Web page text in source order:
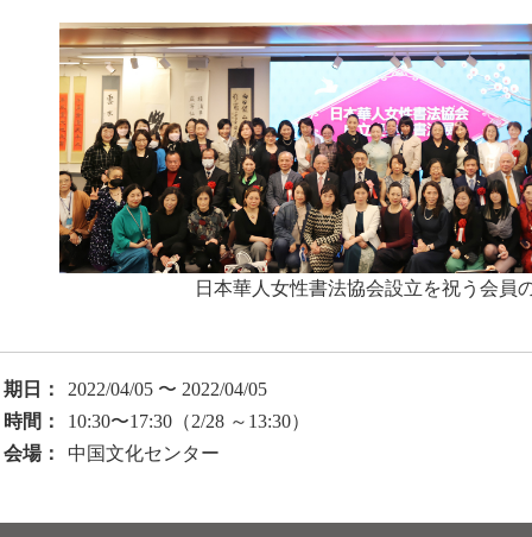
日本華人女性書法協会設立を祝う会員
期日：
2022/04/05 〜 2022/04/05
時間：
10:30〜17:30（2/28 ～13:30）
会場：
中国文化センター